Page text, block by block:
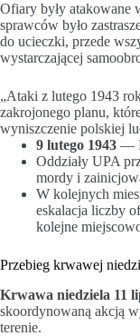
Ofiary były atakowane
sprawców było
do ucieczki, przede
wystarczającej
„Ataki z lutego 1943
zakrojonego planu,
wyniszczenie polskiej
9 lutego 1943 —
Oddziały UPA
mordy i
W kolejnych
eskalacja liczby
kolejne
Przebieg krwawej
Krwawa niedziela 11
skoordynowaną akcją
terenie.